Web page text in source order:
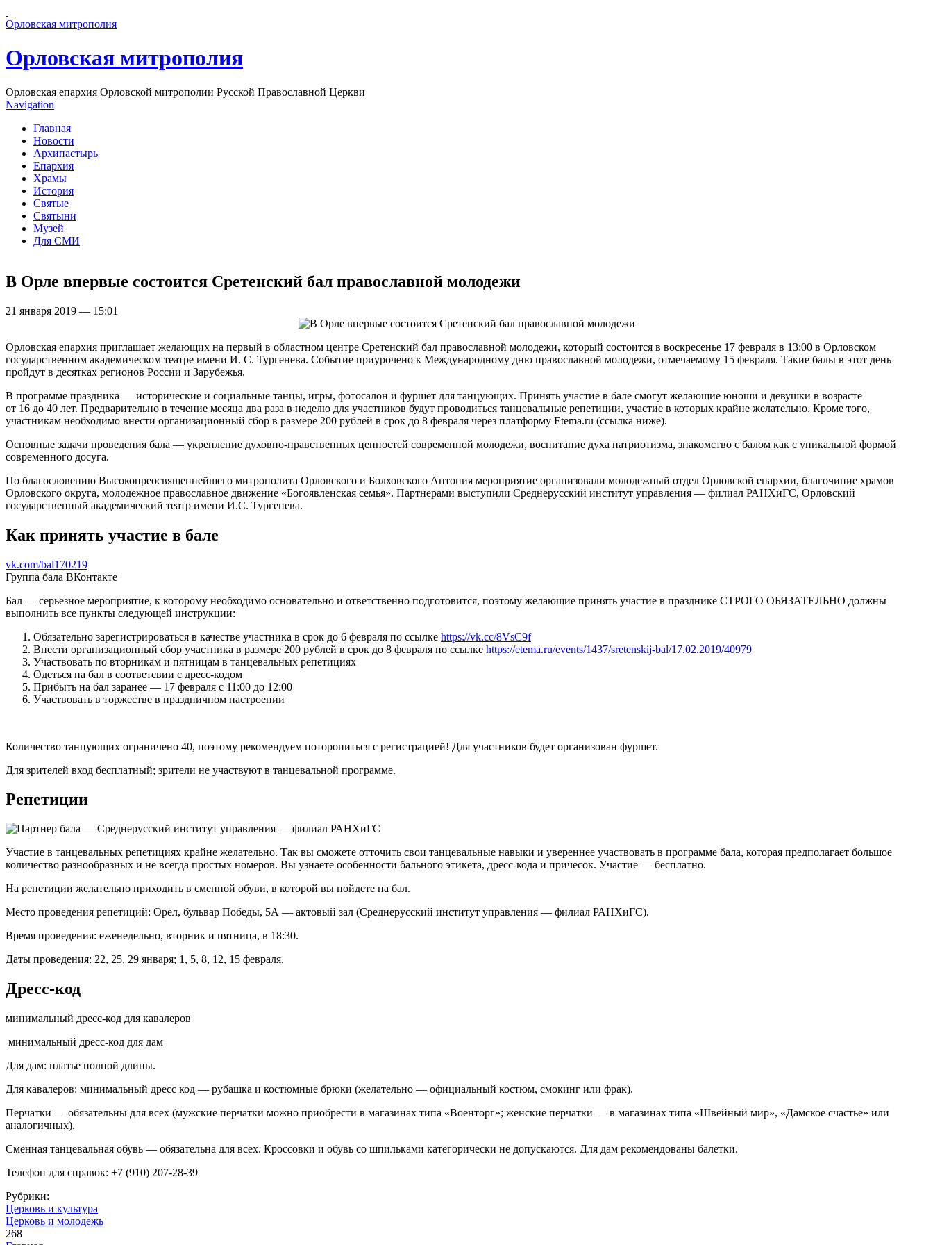
Орловская митрополия
Орловская митрополия
Орловская епархия Орловской митрополии Русской Православной Церкви
Navigation
Главная
Новости
Архипастырь
Епархия
Храмы
История
Святые
Святыни
Музей
Для СМИ
В Орле впервые состоится Сретенский бал православной молодежи
21 января 2019 — 15:01
Орловская епархия приглашает желающих на первый в областном центре Сретенский бал православной молодежи, который состоится в воскресенье 17 февраля в 13:00 в Орловском
государственном академическом театре имени И. С. Тургенева. Событие приурочено к Международному дню православной молодежи, отмечаемому 15 февраля. Такие балы в этот день
пройдут в десятках регионов России и Зарубежья.
В программе праздника — исторические и социальные танцы, игры, фотосалон и фуршет для танцующих. Принять участие в бале смогут желающие юноши и девушки в возрасте
от 16 до 40 лет. Предварительно в течение месяца два раза в неделю для участников будут проводиться танцевальные репетиции, участие в которых крайне желательно. Кроме того,
участникам необходимо внести организационный сбор в размере 200 рублей в срок до 8 февраля через платформу Etema.ru (ссылка ниже).
Основные задачи проведения бала — укрепление духовно-нравственных ценностей современной молодежи, воспитание духа патриотизма, знакомство с балом как с уникальной формой
современного досуга.
По благословению Высокопреосвященнейшего митрополита Орловского и Болховского Антония мероприятие организовали молодежный отдел Орловской епархии, благочиние храмов
Орловского округа, молодежное православное движение «Богоявленская семья». Партнерами выступили Среднерусский институт управления — филиал РАНХиГС, Орловский
государственный академический театр имени И.С. Тургенева.
Как принять участие в бале
vk.com/bal170219
Группа бала ВКонтакте
Бал — серьезное мероприятие, к которому необходимо основательно и ответственно подготовится, поэтому желающие принять участие в празднике СТРОГО ОБЯЗАТЕЛЬНО должны
выполнить все пункты следующей инструкции:
Обязательно зарегистрироваться в качестве участника в срок до 6 февраля по ссылке https://vk.cc/8VsC9f
Внести организационный сбор участника в размере 200 рублей в срок до 8 февраля по ссылке https://etema.ru/events/1437/sretenskij-bal/17.02.2019/40979
Участвовать по вторникам и пятницам в танцевальных репетициях
Одеться на бал в соответсвии с дресс-кодом
Прибыть на бал заранее — 17 февраля с 11:00 до 12:00
Участвовать в торжестве в праздничном настроении
Количество танцующих ограничено 40, поэтому рекомендуем поторопиться с регистрацией! Для участников будет организован фуршет.
Для зрителей вход бесплатный; зрители не участвуют в танцевальной программе.
Репетиции
Участие в танцевальных репетициях крайне желательно. Так вы сможете отточить свои танцевальные навыки и увереннее участвовать в программе бала, которая предполагает большое
количество разнообразных и не всегда простых номеров. Вы узнаете особенности бального этикета, дресс-кода и причесок. Участие — бесплатно.
На репетиции желательно приходить в сменной обуви, в которой вы пойдете на бал.
Место проведения репетиций: Орёл, бульвар Победы, 5А — актовый зал (Среднерусский институт управления — филиал РАНХиГС).
Время проведения: еженедельно, вторник и пятница, в 18:30.
Даты проведения: 22, 25, 29 января; 1, 5, 8, 12, 15 февраля.
Дресс-код
минимальный дресс-код для кавалеров
минимальный дресс-код для дам
Для дам: платье полной длины.
Для кавалеров: минимальный дресс код — рубашка и костюмные брюки (желательно — официальный костюм, смокинг или фрак).
Перчатки — обязательны для всех (мужские перчатки можно приобрести в магазинах типа «Военторг»; женские перчатки — в магазинах типа «Швейный мир», «Дамское счастье» или
аналогичных).
Сменная танцевальная обувь — обязательна для всех. Кроссовки и обувь со шпильками категорически не допускаются. Для дам рекомендованы балетки.
Телефон для справок: +7 (910) 207-28-39
Рубрики:
Церковь и культура
Церковь и молодежь
268